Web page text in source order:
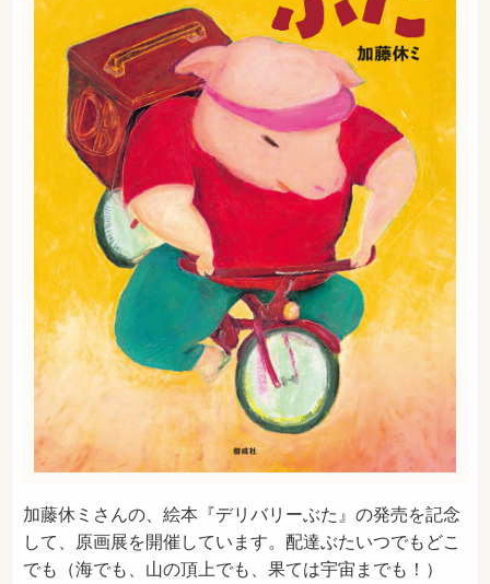
加藤休ミさんの、絵本『デリバリーぶた』の発売を記念
して、原画展を開催しています。配達ぶたいつでもどこ
でも（海でも、山の頂上でも、果ては宇宙までも！）